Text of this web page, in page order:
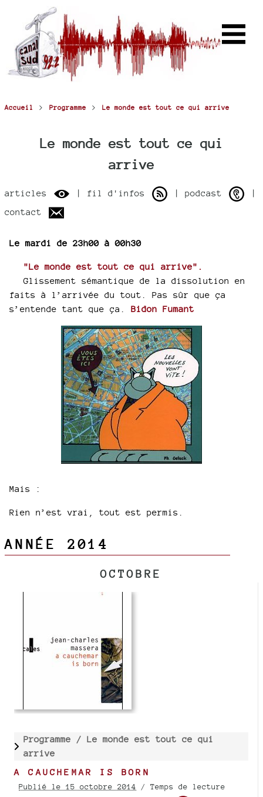
Accueil > Programme > Le monde est tout ce qui arrive
Le monde est tout ce qui
arrive
articles | fil d'infos | podcast
|
contact
Le mardi de 23h00 à 00h30
"Le monde est tout ce qui arrive".
Glissement sémantique de la dissolution en
faits à l’arrivée du tout. Pas sûr que ça
s’entende tant que ça. Bidon Fumant
Mais :
Rien n’est vrai, tout est permis.
ANNÉE 2014
OCTOBRE
Programme / Le monde est tout ce qui
arrive
A CAUCHEMAR IS BORN
Publié le 15 octobre 2014 / Temps de lecture